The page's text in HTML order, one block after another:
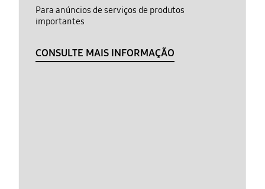
Para anúncios de serviços de produtos
importantes
CONSULTE MAIS INFORMAÇÃO